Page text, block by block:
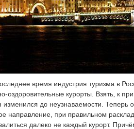
время индустрия туризма в
оздоровительные курорты. Взять, к
изменился до неузнаваемости.
направление, при правильном
далеко не каждый курорт.